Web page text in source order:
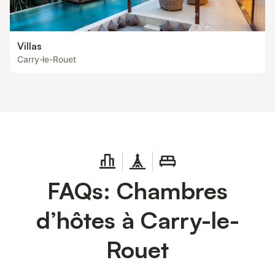
Villas
Carry-le-Rouet
FAQs: Chambres
d’hôtes à Carry-le-
Rouet